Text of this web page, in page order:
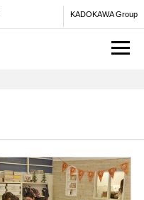
KADOKAWA Group